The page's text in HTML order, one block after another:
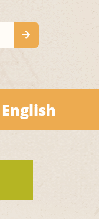
English